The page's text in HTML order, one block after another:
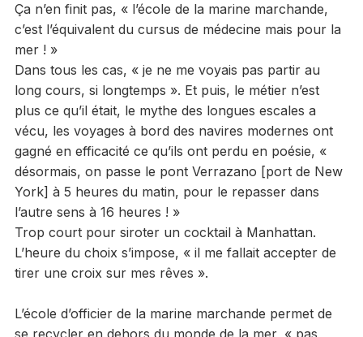
Ça n’en finit pas, « l’école de la marine marchande,
c’est l’équivalent du cursus de médecine mais pour la
mer ! »
Dans tous les cas, « je ne me voyais pas partir au
long cours, si longtemps ». Et puis, le métier n’est
plus ce qu’il était, le mythe des longues escales a
vécu, les voyages à bord des navires modernes ont
gagné en efficacité ce qu’ils ont perdu en poésie, «
désormais, on passe le pont Verrazano [port de New
York] à 5 heures du matin, pour le repasser dans
l’autre sens à 16 heures ! »
Trop court pour siroter un cocktail à Manhattan.
L’heure du choix s’impose, « il me fallait accepter de
tirer une croix sur mes rêves ».
L’école d’officier de la marine marchande permet de